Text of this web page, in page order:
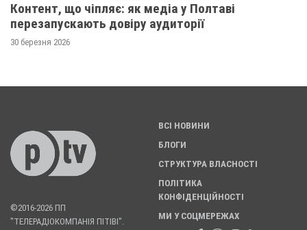
Контент, що чіпляє: як медіа у Полтаві
перезапускають довіру аудиторії
30 березня 2026
©2016-2026 ПП
"ТЕЛЕРАДІОКОМПАНІЯ ПІТІВІ".
ВСІ НОВИНИ
БЛОГИ
СТРУКТУРА ВЛАСНОСТІ
ПОЛІТИКА
КОНФІДЕНЦІЙНОСТІ
МИ У СОЦМЕРЕЖАХ